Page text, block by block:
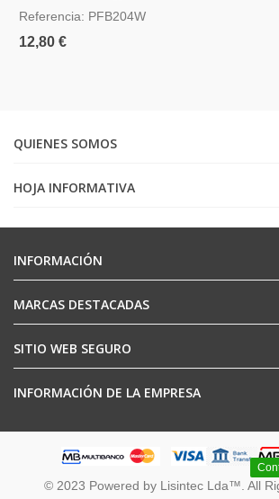
Referencia: PFB204W
12,80 €
QUIENES SOMOS
HOJA INFORMATIVA
INFORMACIÓN
MARCAS DESTACADAS
SITIO WEB SEGURO
INFORMACIÓN DE LA EMPRESA
© 2023 Powered by Lisintec Lda™. All